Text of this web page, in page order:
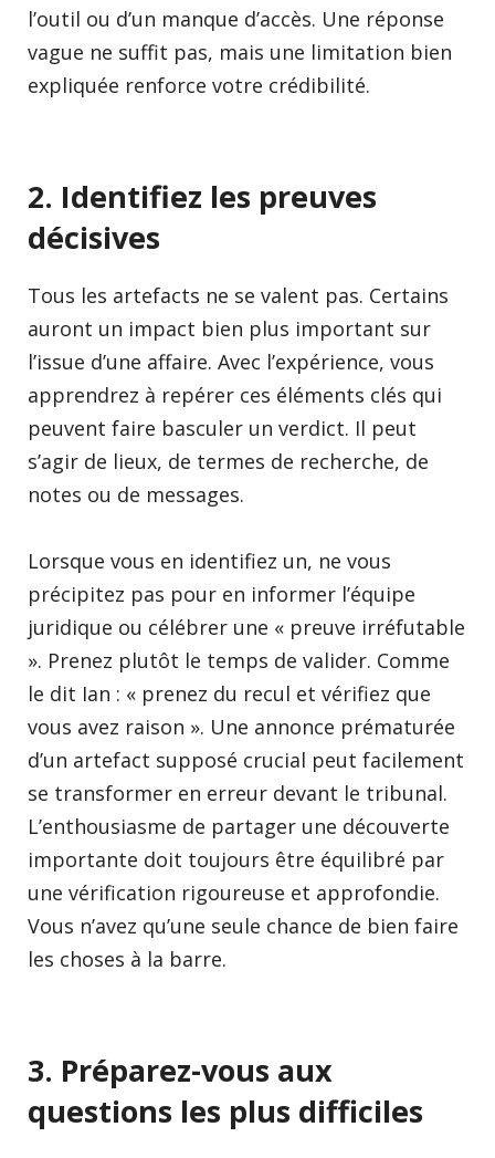
l’outil ou d’un manque d’accès. Une réponse
vague ne suffit pas, mais une limitation bien
expliquée renforce votre crédibilité.
2. Identifiez les preuves
décisives
Tous les artefacts ne se valent pas. Certains
auront un impact bien plus important sur
l’issue d’une affaire. Avec l’expérience, vous
apprendrez à repérer ces éléments clés qui
peuvent faire basculer un verdict. Il peut
s’agir de lieux, de termes de recherche, de
notes ou de messages.
Lorsque vous en identifiez un, ne vous
précipitez pas pour en informer l’équipe
juridique ou célébrer une « preuve irréfutable
». Prenez plutôt le temps de valider. Comme
le dit Ian : « prenez du recul et vérifiez que
vous avez raison ». Une annonce prématurée
d’un artefact supposé crucial peut facilement
se transformer en erreur devant le tribunal.
L’enthousiasme de partager une découverte
importante doit toujours être équilibré par
une vérification rigoureuse et approfondie.
Vous n’avez qu’une seule chance de bien faire
les choses à la barre.
3. Préparez-vous aux
questions les plus difficiles